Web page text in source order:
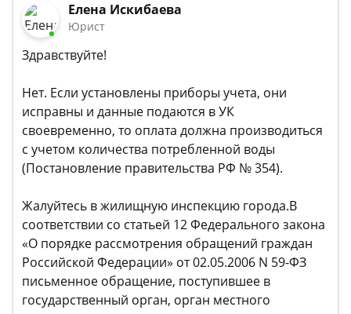
Елена Искибаева
Юрист
Здравствуйте!
Нет. Если установлены приборы учета, они
исправны и данные подаются в УК
своевременно, то оплата должна производиться
с учетом количества потребленной воды
(Постановление правительства РФ № 354).
Жалуйтесь в жилищную инспекцию города.В
соответствии со статьей 12 Федерального закона
«О порядке рассмотрения обращений граждан
Российской Федерации» от 02.05.2006 N 59-ФЗ
письменное обращение, поступившее в
государственный орган, орган местного